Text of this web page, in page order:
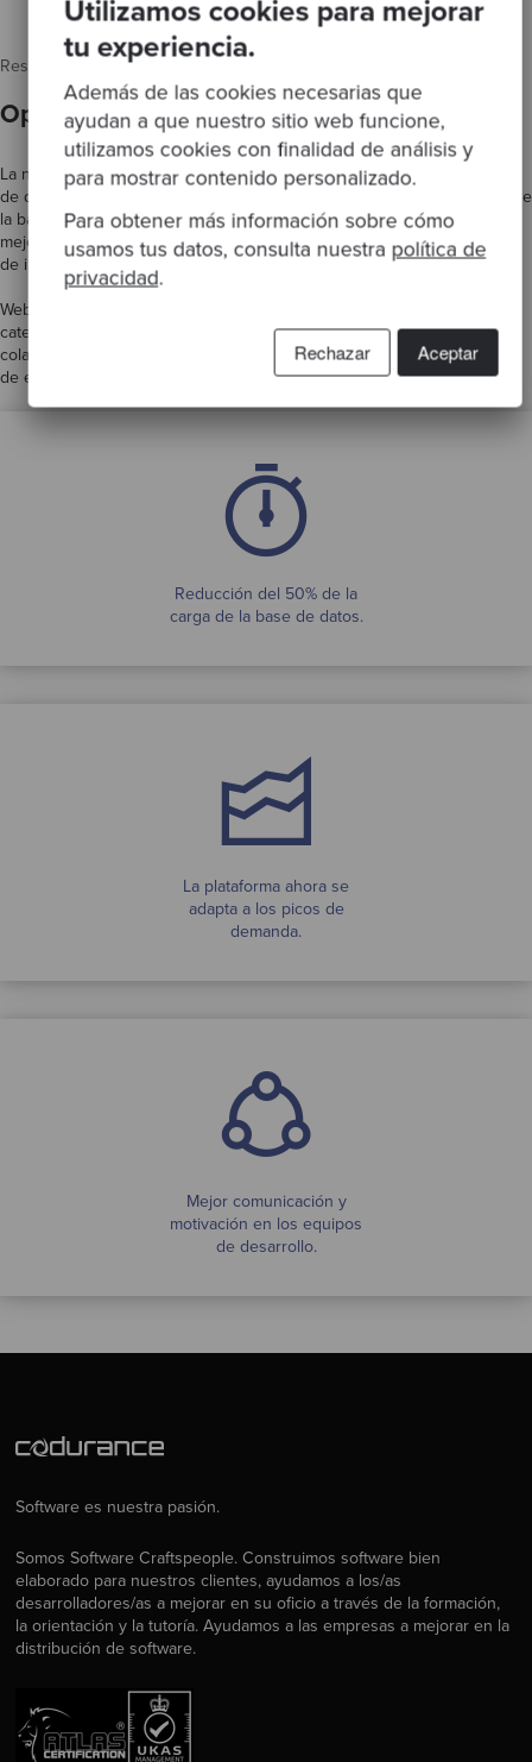
Utilizamos cookies para mejorar
tu experiencia.
Además de las cookies necesarias que
ayudan a que nuestro sitio web funcione,
utilizamos cookies con finalidad de análisis y
para mostrar contenido personalizado.
Para obtener más información sobre cómo
usamos tus datos, consulta nuestra política de
privacidad.
Aceptar
Rechazar
Resultados
Optimización de sistemas y procesos
La nueva y mejorada plataforma de WebBeds gestiona ahora los picos
de demanda sin disminuir su rendimiento. De igual forma, la carga sobre
la base de datos se ha reducido en un 50%. Esto ha supuesto una
mejora significativa de la satisfacción de los clientes, ya que los datos
de inventario son ahora más precisos.
WebBeds cuenta ahora con prácticas y competencias de ingeniería de
categoría mundial, lo que ha propiciado una mayor motivación y
colaboración en sus equipos de desarrollo, dando lugar a una cultura
de excelencia en experimentación e innovación.
Reducción del 50% de la
carga de la base de datos.
La plataforma ahora se
adapta a los picos de
demanda.
Mejor comunicación y
motivación en los equipos
de desarrollo.
Software es nuestra pasión.
Somos Software Craftspeople. Construimos software bien
elaborado para nuestros clientes, ayudamos a los/as
desarrolladores/as a mejorar en su oficio a través de la formación,
la orientación y la tutoría. Ayudamos a las empresas a mejorar en la
distribución de software.